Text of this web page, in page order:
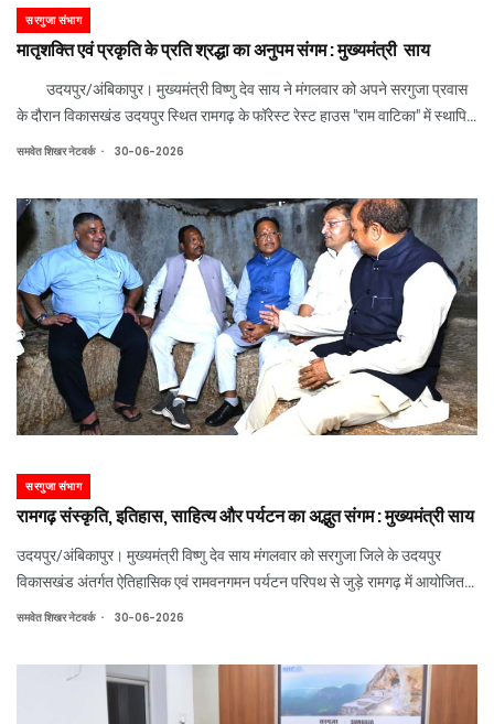
सरगुजा संभाग
मातृशक्ति एवं प्रकृति के प्रति श्रद्धा का अनुपम संगम : मुख्यमंत्री साय
उदयपुर/अंबिकापुर। मुख्यमंत्री विष्णु देव साय ने मंगलवार को अपने सरगुजा प्रवास
के दौरान विकासखंड उदयपुर स्थित रामगढ़ के फॉरेस्ट रेस्ट हाउस "राम वाटिका" में स्थापित
भगवान श्री राम की प्रतिमा को नमन कर आशीर्वाद प्राप्त किया और प्रदेशवासियों के सुख-
समवेत शिखर नेटवर्क . 30-06-2026
सरगुजा संभाग
रामगढ़ संस्कृति, इतिहास, साहित्य और पर्यटन का अद्भुत संगम : मुख्यमंत्री साय
उदयपुर/अंबिकापुर। मुख्यमंत्री विष्णु देव साय मंगलवार को सरगुजा जिले के उदयपुर
विकासखंड अंतर्गत ऐतिहासिक एवं रामवनगमन पर्यटन परिपथ से जुड़े रामगढ़ में आयोजित
दो दिवसीय "रामगढ़ महोत्सव-2026" के समापन समारोह में शामिल हुए। इस अवसर पर
समवेत शिखर नेटवर्क . 30-06-2026